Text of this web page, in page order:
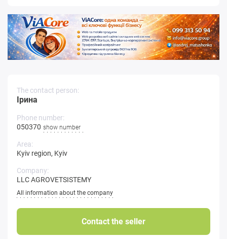
The contact person:
Ірина
Phone number:
0503704**-**show number
Area:
Kyiv region, Kyiv
Company:
LLC AGROVETSISTEMY
All information about the company
Contact the seller